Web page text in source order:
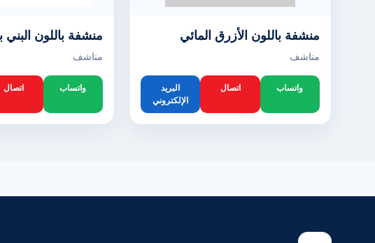
منشفة باللون الأزرق المائي
مناشف
واتساب اتصال
البريد
الإلكتروني
منشفة باللون البني
مناشف
واتساب اتصال